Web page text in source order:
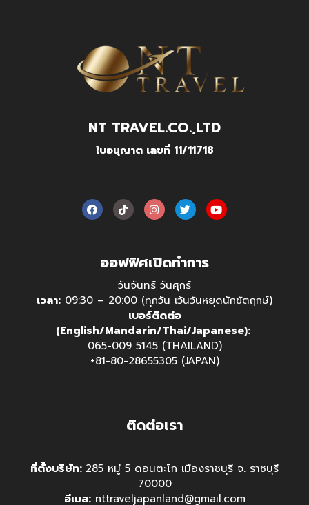
NT TRAVEL.CO.,LTD
ใบอนุญาต เลขที่ 11/11718
ออฟฟิศเปิดทำการ
วันจันทร์ วันศุกร์
เวลา: 09:30 – 20:00 (ทุกวัน เว้นวันหยุดนักขัตฤกษ์)
เบอร์ติดต่อ
(English/Mandarin/Thai/Japanese):
065-009 5145 (THAILAND)
+81-80-28655305 (JAPAN)
ติดต่อเรา
ที่ตั้งบริษัท: 285 หมู่ 5 ดอนตะโก เมืองราชบุรี จ. ราชบุรี
70000
อีเมล:nttraveljapanland@gmail.com